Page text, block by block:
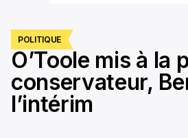
POLITIQUE
O’Toole mis à la
conservateur,
l’intérim